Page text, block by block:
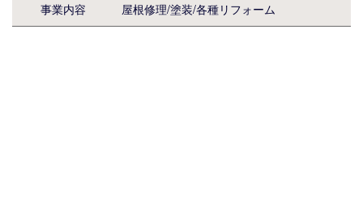
事業内容 屋根修理/塗装/各種リフォーム